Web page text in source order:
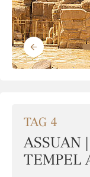
TAG 4
ASSUAN
TEMPEL